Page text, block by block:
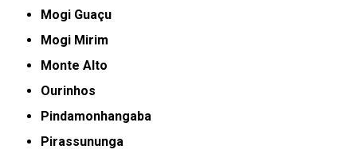
Mogi Guaçu
Mogi Mirim
Monte Alto
Ourinhos
Pindamonhangaba
Pirassununga